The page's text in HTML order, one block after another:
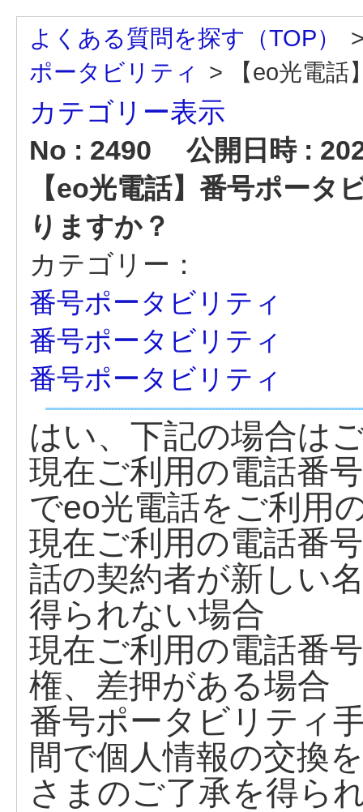
よくある質問を探す（TOP）
ポータビリティ
> 【eo光電
カテゴリー表示
No : 2490
公開日時 :
【eo光電話】番号ポータ
りますか？
カテゴリー：
番号ポータビリティ
番号ポータビリティ
番号ポータビリティ
はい、下記の場合は
現在ご利用の電話番
でeo光電話をご利用
現在ご利用の電話番
話の契約者が新しい
得られない場合
現在ご利用の電話番
権、差押がある場合
番号ポータビリティ
間で個人情報の交換
さまのご了承を得ら